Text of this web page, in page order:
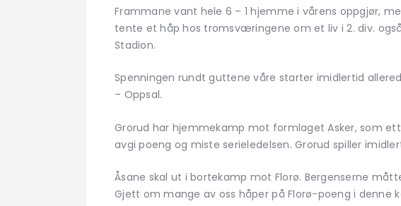
Frammane vant hele 6 – 1 hjemme i vårens oppgjør,
tente et håp hos tromsværingene om et liv i 2. div.
Stadion.
Spenningen rundt guttene våre starter imidlertid
– Oppsal.
Grorud har hjemmekamp mot formlaget Asker, som
avgi poeng og miste serieledelsen. Grorud spiller
Åsane skal ut i bortekamp mot Florø. Bergenserne
Gjett om mange av oss håper på Florø-poeng i denne